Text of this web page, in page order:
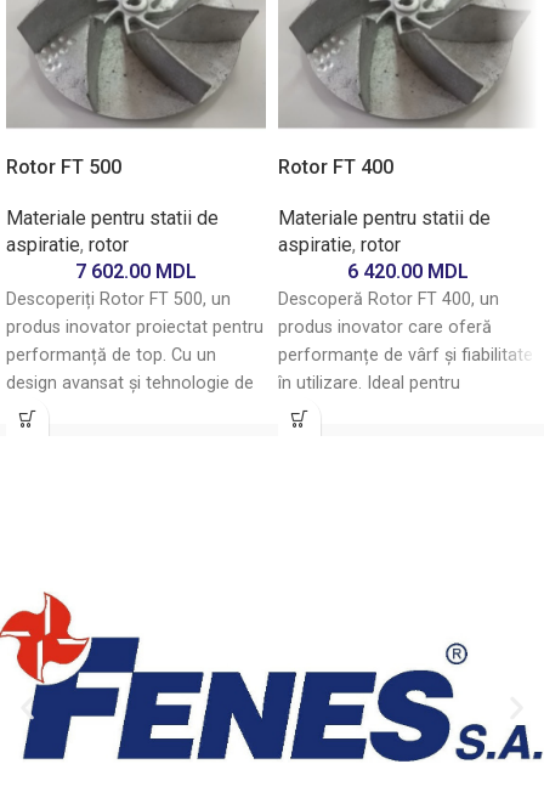
Rotor FT 500
Materiale pentru statii de
aspiratie, rotor
7 602.00 MDL
Descoperiți Rotor FT 500, un
produs inovator proiectat pentru
performanță de top. Cu un
design avansat și tehnologie de
ultimă generație, Rotor FT 500
oferă eficiență sporită și
pentru a vă îmbunătăți
antrenamentele și a atinge
rezultate de excelență!
Rotor FT 400
Materiale pentru statii de
aspiratie, rotor
6 420.00 MDL
Descoperă Rotor FT 400, un
produs inovator care oferă
performanțe de vârf și fiabilitate
în utilizare. Ideal pentru
pasionații de activități în aer liber,
Rotor FT 400 îmbină tehnologia